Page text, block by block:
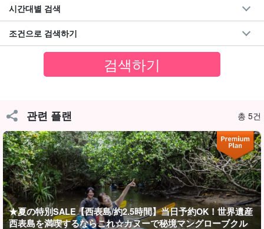
별빛 보호구역으로 지정된 이리오모테 섬
아열대 밀림으로 유명한 이리오모테 섬은 일몰 후 야행성 생물들이
일제히 활동하기 시작한다.
당일치기 여행으로는 맛볼 수 없는 이리오모테 섬의 참모습을 함께
만나보시지 않겠습니까?
시간대별 검색
조건으로 검색하기
관련 플랜 총 5건
★夏の特別SALE【西表島/約2.5時間】当日予約OK！世界遺産
西表島を満喫するならこれ☆カヌーで秘境マングローブクル